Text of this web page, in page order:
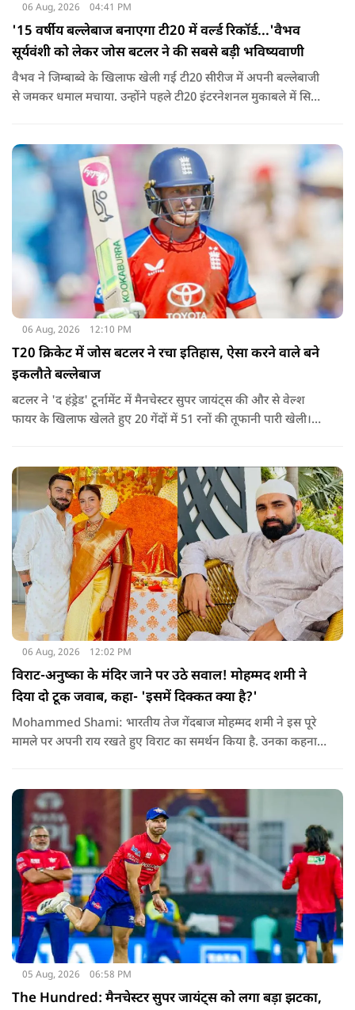
06 Aug, 2026 04:41 PM
'15 वर्षीय बल्लेबाज बनाएगा टी20 में वर्ल्ड रिकॉर्ड...'वैभव
सूर्यवंशी को लेकर जोस बटलर ने की सबसे बड़ी भविष्यवाणी
वैभव ने जिम्बाब्वे के खिलाफ खेली गई टी20 सीरीज में अपनी बल्लेबाजी
से जमकर धमाल मचाया. उन्होंने पहले टी20 इंटरनेशनल मुकाबले में सिर्फ
06 Aug, 2026 12:10 PM
T20 क्रिकेट में जोस बटलर ने रचा इतिहास, ऐसा करने वाले बने
इकलौते बल्लेबाज
बटलर ने 'द हंड्रेड' टूर्नामेंट में मैनचेस्टर सुपर जायंट्स की और से वेल्श
फायर के खिलाफ खेलते हुए 20 गेंदों में 51 रनों की तूफानी पारी खेली।
06 Aug, 2026 12:02 PM
विराट-अनुष्का के मंदिर जाने पर उठे सवाल! मोहम्मद शमी ने
दिया दो टूक जवाब, कहा- 'इसमें दिक्कत क्या है?'
Mohammed Shami: भारतीय तेज गेंदबाज मोहम्मद शमी ने इस पूरे
मामले पर अपनी राय रखते हुए विराट का समर्थन किया है. उनका कहना है
05 Aug, 2026 06:58 PM
The Hundred: मैनचेस्टर सुपर जायंट्स को लगा बड़ा झटका,